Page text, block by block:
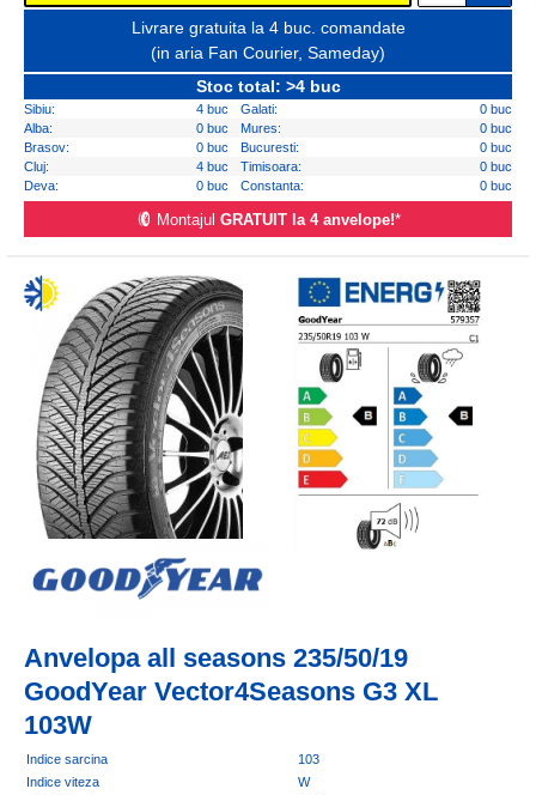
Livrare gratuita la 4 buc. comandate
(in aria Fan Courier, Sameday)
Stoc total: >4 buc
Sibiu: 4 buc Galati:
0 buc
Alba:
0 buc Mures:
0 buc
Brasov:
0 buc Bucuresti:
0 buc
Cluj:
4 buc Timisoara:
0 buc
Deva:
0 buc Constanta: 0 buc
Montajul GRATUIT la 4 anvelope!*
Anvelopa all seasons 235/50/19
GoodYear Vector4Seasons G3 XL
103W
Indice sarcina
103
Indice viteza
W